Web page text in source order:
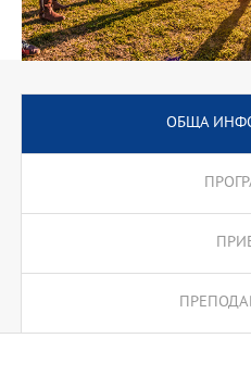
ОБЩА